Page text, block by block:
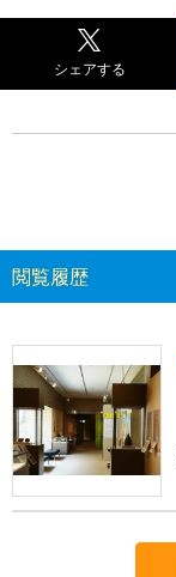
シェアする
閲覧履歴